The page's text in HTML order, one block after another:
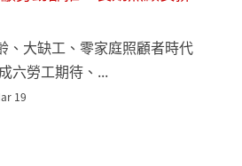
、大缺工、零家庭照顧者時代
六勞工期待、...
19